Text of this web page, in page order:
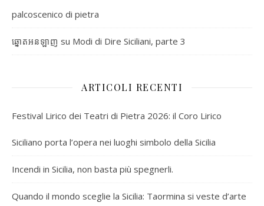
palcoscenico di pietra
ឆ្នោតអនឡាញ su Modi di Dire Siciliani, parte 3
ARTICOLI RECENTI
Festival Lirico dei Teatri di Pietra 2026: il Coro Lirico
Siciliano porta l’opera nei luoghi simbolo della Sicilia
Incendi in Sicilia, non basta più spegnerli.
Quando il mondo sceglie la Sicilia: Taormina si veste d’arte